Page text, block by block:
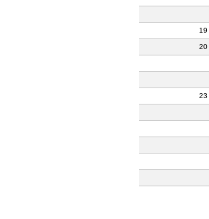
19
20
23